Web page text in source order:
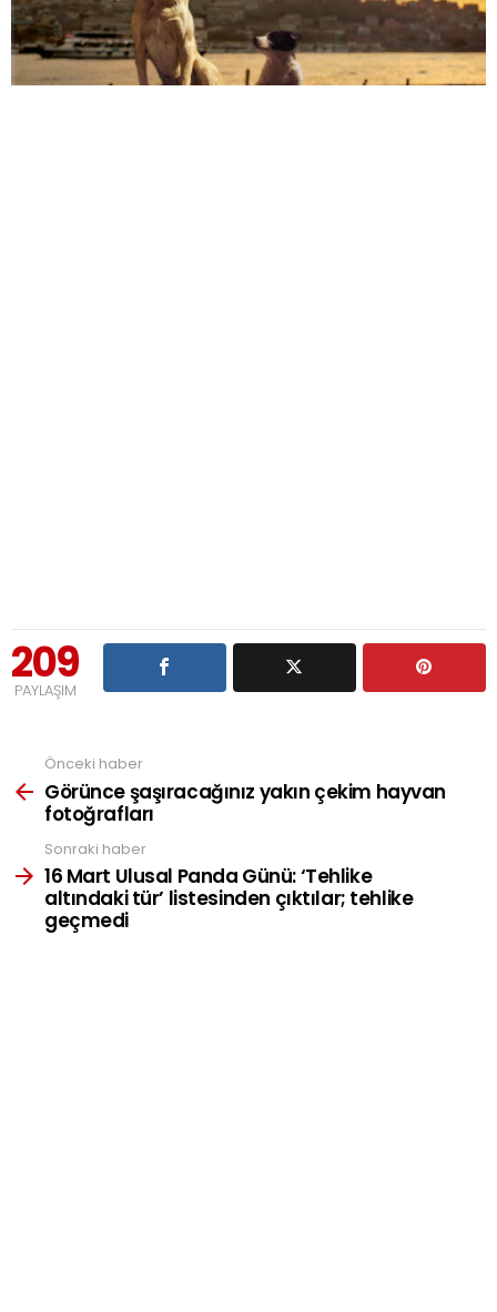
209
PAYLAŞIM
more
Önceki haber
Görünce şaşıracağınız yakın çekim hayvan
fotoğrafları
Sonraki haber
16 Mart Ulusal Panda Günü: ‘Tehlike
altındaki tür’ listesinden çıktılar; tehlike
geçmedi